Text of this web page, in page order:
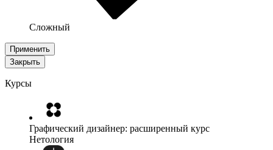
Сложный
Применить
Закрыть
Курсы
Графический дизайнер: расширенный курс
Нетология